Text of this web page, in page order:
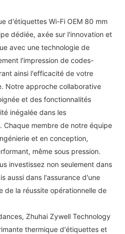
d'étiquettes Wi-Fi OEM 80 mm
dédiée, axée sur l'innovation et
avec une technologie de
l'impression de codes-
ainsi l'efficacité de votre
Notre approche collaborative
et des fonctionnalités
inégalée dans les
Chaque membre de notre équipe
et en conception,
même sous pression.
investissez non seulement dans
aussi dans l'assurance d'une
de la réussite opérationnelle de
Zhuhai Zywell Technology
thermique d'étiquettes et